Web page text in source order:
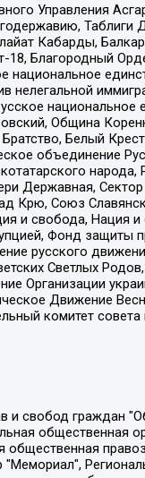
Управления
Таблиги
Кабарды,
18, Благородный
национальное
нелегальной
национальное
Община
Белый
объединение
Державная,
Крю, Союз
и свобода, Нация
Фонд защиты
русского
Светлых Родов,
Организации
Движение
комитет
инициативная группа "Выход", Инициативная группа ЛГБТ+ "Реверс", Алексеев Андрей Викторович, Бекбулатова Таисия Львовна, Беляев Иван Михайлович, Владыкина Елена Сергеевна, Гельман Марат Александрович, Никульшина Вероника Юрьевна, Толоконникова Надежда Андреевна, Шендерович Виктор Анатольевич, Общество с ограниченной ответственностью "Данное сообщение", Общество с ограниченной ответственностью Издательский дом "Новая глава", Айнбиндер Александра Александровна, Московский комьюнити-центр для ЛГБТ+инициатив, Благотворительный фонд развития филантропии, Deutsche Welle (Германия, Kurt-Schumacher-Strasse 3, 53113 Bonn), Борзунова Мария Михайловна, Воробьев Виктор Викторович, Голубева Анна Львовна, Константинова Алла Михайловна, Малкова Ирина Владимировна, Мурадов Мурад Абдулгалимович, Осетинская Елизавета Николаевна, Понасенков Евгений Николаевич, Ганапольский Матвей Юрьевич, Киселев Евгений Алексеевич, Борухович Ирина Григорьевна, Дремин Иван Тимофеевич, Дубровский Дмитрий Викторович, Красноярская региональная общественная организация поддержки и развития альтернативных образовательных технологий и межкультурных коммуникаций "ИНТЕРРА", Маяковская Екатерина Алексеевна, Фейгин Марк Захарович, Филимонов